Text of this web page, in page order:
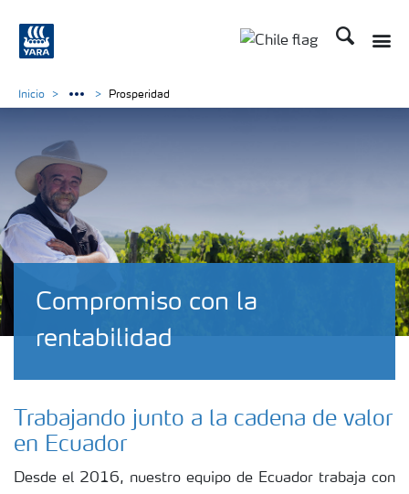
Buscar
Compromiso con la
rentabilidad
Inicio Prosperidad
Trabajando junto a la cadena de valor
en Ecuador
Desde el 2016, nuestro equipo de Ecuador trabaja con